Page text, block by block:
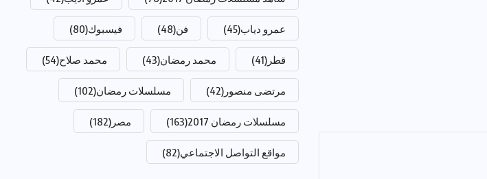
عمرو دياب(45) فن(48) فيسبوك(80)
قطر (41) محمد رمضان(43) محمد صلاح(54)
مرتضى منصور (42) مسلسلات رمضان(102)
مسلسلات رمضان 2017 (163) مصر (182)
مواقع التواصل الاجتماعي(82)